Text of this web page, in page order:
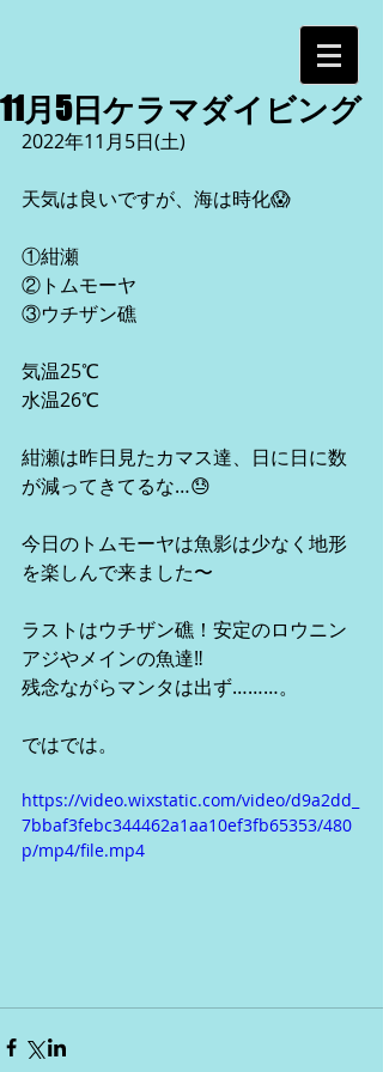
11月5日ケラマダイビング
2022年11月5日(土)
天気は良いですが、海は時化😱
①紺瀬
②トムモーヤ
③ウチザン礁
気温25℃
水温26℃
紺瀬は昨日見たカマス達、日に日に数
が減ってきてるな…😓
今日のトムモーヤは魚影は少なく地形
を楽しんで来ました〜
ラストはウチザン礁！安定のロウニン
アジやメインの魚達‼︎
残念ながらマンタは出ず………。
ではでは。
https://video.wixstatic.com/video/d9a2dd_
7bbaf3febc344462a1aa10ef3fb65353/480
p/mp4/file.mp4